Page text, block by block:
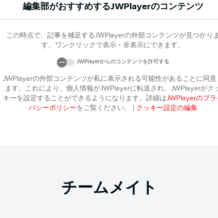
編集部がおすすめするJWPlayerのコンテンツ
この時点で、記事を補足するJWPlayerの外部コンテンツが見つかりま
す。ワンクリックで表示・非表示にできます。
JWPlayerからのコンテンツを許可する
JWPlayerの外部コンテンツが私に表示される可能性があることに同意
ます。これにより、個人情報がJWPlayerに転送され、 JWPlayerがク
キーを設定することができるようになります。詳細はJWPlayerのプラ
バシーポリシーをご覧ください。 クッキー設定の編集
チームメイト